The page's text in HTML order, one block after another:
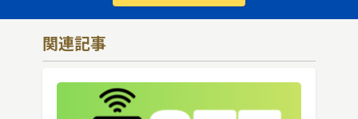
関連記事